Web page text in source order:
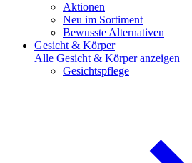
Aktionen
Neu im Sortiment
Bewusste Alternativen
Gesicht & Körper
Alle Gesicht & Körper anzeigen
Gesichtspflege